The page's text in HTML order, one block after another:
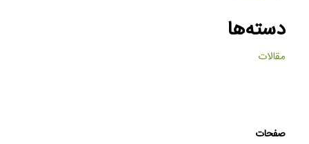
دسته‌ها
مقالات
صفحات